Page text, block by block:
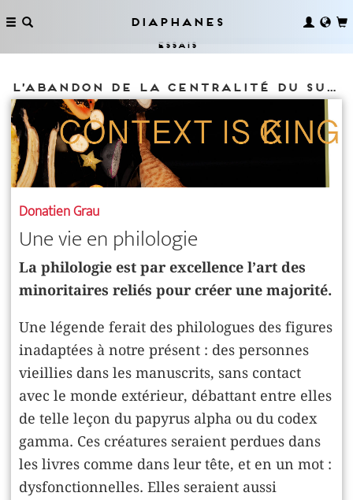
Diaphanes
Essais
L’abandon de la centralité du sujet constitué
Donatien Grau
Une vie en philologie
La philologie est par excellence l’art des
minoritaires reliés pour créer une majorité.
Une légende ferait des philologues des figures
inadaptées à notre présent : des personnes
vieillies dans les manuscrits, sans contact
avec le monde extérieur, débattant entre elles
de telle leçon du papyrus alpha ou du codex
gamma. Ces créatures seraient perdues dans
les livres comme dans leur tête, et en un mot :
dysfonctionnelles. Elles seraient aussi